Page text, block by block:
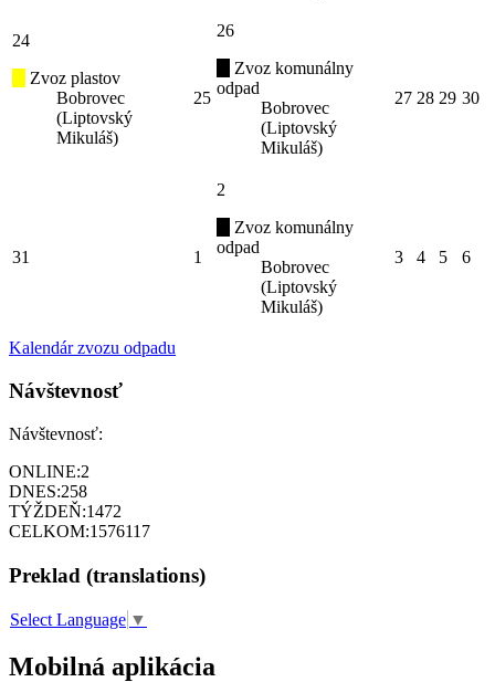
24
Zvoz plastov
Bobrovec
(Liptovský
Mikuláš)
25
26
Zvoz komunálny
odpad
Bobrovec
(Liptovský
Mikuláš)
27 28 29 30
31 1
2
Zvoz komunálny
odpad
Bobrovec
(Liptovský
Mikuláš)
3 4 5 6
Kalendár zvozu odpadu
Návštevnosť
Návštevnosť:
ONLINE:2
DNES:258
TÝŽDEŇ:1472
CELKOM:1576117
Preklad (translations)
Select Language ▼
Mobilná aplikácia